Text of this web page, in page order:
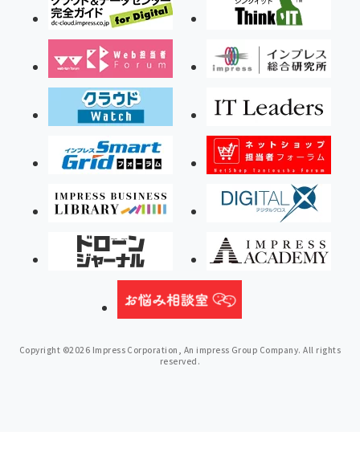
Copyright ©2026 Impress Corporation, An impress Group Company. All rights
reserved.